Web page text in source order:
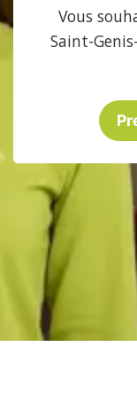
Vous
Saint-